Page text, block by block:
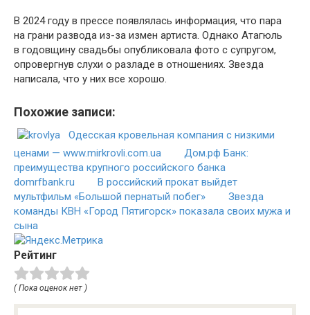
В 2024 году в прессе появлялась информация, что пара
на грани развода из-за измен артиста. Однако Атагюль
в годовщину свадьбы опубликовала фото с супругом,
опровергнув слухи о разладе в отношениях. Звезда
написала, что у них все хорошо.
Похожие записи:
Одесская кровельная компания с низкими
ценами — www.mirkrovli.com.ua
Дом.рф Банк:
преимущества крупного российского банка
domrfbank.ru
В российский прокат выйдет
мультфильм «Большой пернатый побег»
Звезда
команды КВН «Город Пятигорск» показала своих мужа и
сына
Рейтинг
( Пока оценок нет )